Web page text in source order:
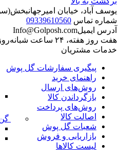
یوسف آباد، خیابان امیرجهانبخش(سوم)، پلاک17،
شماره تماس 09339610560
آدرس ایمیلInfo@Golposh.com
هفت روز هفته، ۲۴ ساعت شبانه‌روز پاسخگوی شما هستیم.
خدمات مشتریان
پیگیری سفارشات گل پوش
راهنمای خرید
روش‌های ارسال
بازگرداندن کالا
روش‌های پرداخت
اصالت کالا
شعبات گل پوش
بازاریابی و فروش
لیست کالاها